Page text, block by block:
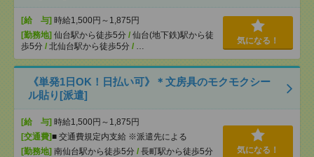
[給 与] 時給1,500円～1,875円
[勤務地] 仙台駅から徒歩5分 / 仙台(地下鉄)駅から徒
歩5分 / 北仙台駅から徒歩5分 / …
気になる！
《単発1日OK！日払い可》＊文房具のモクモクシー
ル貼り[派遣]
[給 与] 時給1,500円～1,875円
[交通費]■ 交通費規定内支給 ※派遣先による
[勤務地] 南仙台駅から徒歩5分 / 長町駅から徒歩5分
気になる！